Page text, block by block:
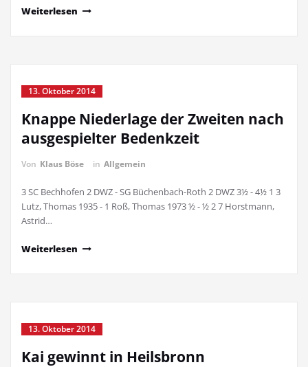
Weiterlesen
13. Oktober 2014
Knappe Niederlage der Zweiten nach
ausgespielter Bedenkzeit
Von Klaus Böse in Allgemein
3 SC Bechhofen 2 DWZ - SG Büchenbach-Roth 2 DWZ 3½ - 4½ 1 3
Lutz, Thomas 1935 - 1 Roß, Thomas 1973 ½ - ½ 2 7 Horstmann,
Astrid…
Weiterlesen
13. Oktober 2014
Kai gewinnt in Heilsbronn